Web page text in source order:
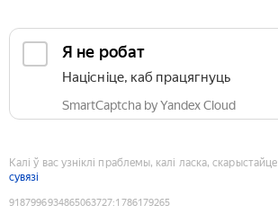
Я не робат
Націсніце, каб працягнуць
SmartCaptcha by Yandex Cloud
Калі ў вас узніклі праблемы, калі ласка, скарыстайце
сувязі
9187996934865063727:1786179265